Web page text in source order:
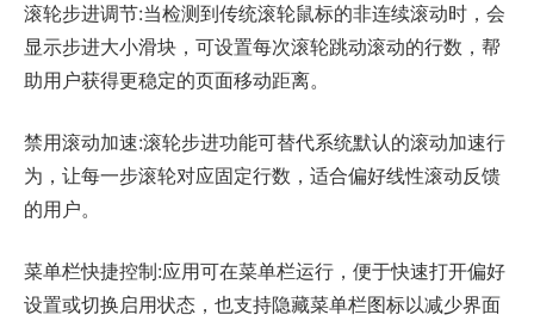
滚轮步进调节:当检测到传统滚轮鼠标的非连续滚动时，会
显示步进大小滑块，可设置每次滚轮跳动滚动的行数，帮
助用户获得更稳定的页面移动距离。
禁用滚动加速:滚轮步进功能可替代系统默认的滚动加速行
为，让每一步滚轮对应固定行数，适合偏好线性滚动反馈
的用户。
菜单栏快捷控制:应用可在菜单栏运行，便于快速打开偏好
设置或切换启用状态，也支持隐藏菜单栏图标以减少界面